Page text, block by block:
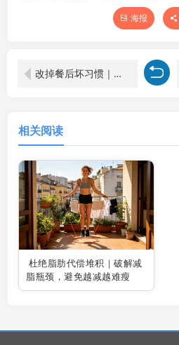
海报
改掉餐后坏习惯｜阻断脂肪堆积，比运动节食更管用
相关阅读
杜绝脂肪代偿堆积｜破解减
脂瓶颈，避免越减越难瘦